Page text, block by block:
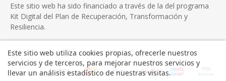
Este sitio web ha sido financiado a través de la del programa
Kit Digital del Plan de Recuperación, Transformación y
Resiliencia.
Este sitio web utiliza cookies propias, ofrecerle nuestros
servicios y de terceros, para mejorar nuestros servicios y
llevar un análisis estadístico de nuestras visitas.